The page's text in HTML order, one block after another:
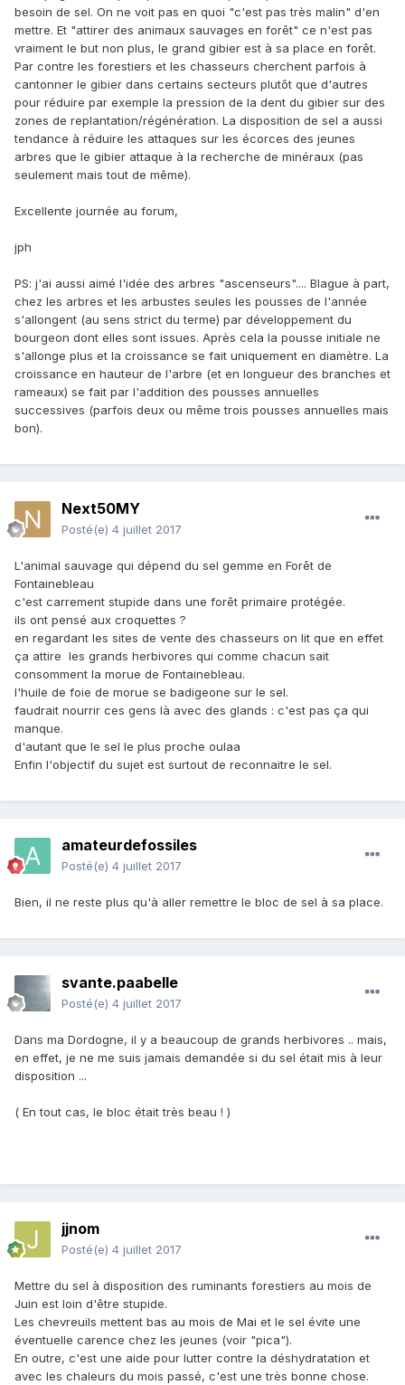
besoin de sel. On ne voit pas en quoi "c'est pas très malin" d'en
mettre. Et "attirer des animaux sauvages en forêt" ce n'est pas
vraiment le but non plus, le grand gibier est à sa place en forêt.
Par contre les forestiers et les chasseurs cherchent parfois à
cantonner le gibier dans certains secteurs plutôt que d'autres
pour réduire par exemple la pression de la dent du gibier sur des
zones de replantation/régénération. La disposition de sel a aussi
tendance à réduire les attaques sur les écorces des jeunes
arbres que le gibier attaque à la recherche de minéraux (pas
seulement mais tout de même).
Excellente journée au forum,
jph
PS: j'ai aussi aimé l'idée des arbres "ascenseurs".... Blague à part,
chez les arbres et les arbustes seules les pousses de l'année
s'allongent (au sens strict du terme) par développement du
bourgeon dont elles sont issues. Après cela la pousse initiale ne
s'allonge plus et la croissance se fait uniquement en diamètre. La
croissance en hauteur de l'arbre (et en longueur des branches et
rameaux) se fait par l'addition des pousses annuelles
successives (parfois deux ou même trois pousses annuelles mais
bon).
Next50MY
Posté(e) 4 juillet 2017
L'animal sauvage qui dépend du sel gemme en Forêt de
Fontainebleau
c'est carrement stupide dans une forêt primaire protégée.
ils ont pensé aux croquettes ?
en regardant les sites de vente des chasseurs on lit que en effet
ça attire les grands herbivores qui comme chacun sait
consomment la morue de Fontainebleau.
l'huile de foie de morue se badigeone sur le sel.
faudrait nourrir ces gens là avec des glands : c'est pas ça qui
manque.
d'autant que le sel le plus proche oulaa
Enfin l'objectif du sujet est surtout de reconnaitre le sel.
amateurdefossiles
Posté(e) 4 juillet 2017
Bien, il ne reste plus qu'à aller remettre le bloc de sel à sa place.
svante.paabelle
Posté(e) 4 juillet 2017
Dans ma Dordogne, il y a beaucoup de grands herbivores .. mais,
en effet, je ne me suis jamais demandée si du sel était mis à leur
disposition ...
( En tout cas, le bloc était très beau ! )
jjnom
Posté(e) 4 juillet 2017
Mettre du sel à disposition des ruminants forestiers au mois de
Juin est loin d'être stupide.
Les chevreuils mettent bas au mois de Mai et le sel évite une
éventuelle carence chez les jeunes (voir "pica").
En outre, c'est une aide pour lutter contre la déshydratation et
avec les chaleurs du mois passé, c'est une très bonne chose.